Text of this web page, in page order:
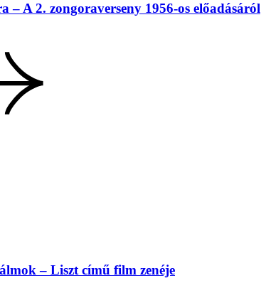
– A 2. zongoraverseny 1956-os előadásáról
– Liszt című film zenéje